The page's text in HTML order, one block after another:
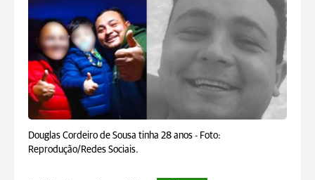
Douglas Cordeiro de Sousa tinha 28 anos - Foto:
Reprodução/Redes Sociais.